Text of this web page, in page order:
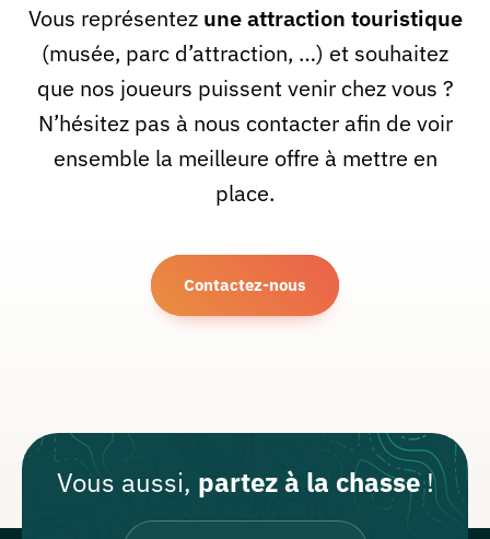
Vous représentez une attraction touristique
(musée, parc d’attraction, …) et souhaitez
que nos joueurs puissent venir chez vous ?
N’hésitez pas à nous contacter afin de voir
ensemble la meilleure offre à mettre en
place.
Contactez-nous
Vous aussi, partez à la chasse!